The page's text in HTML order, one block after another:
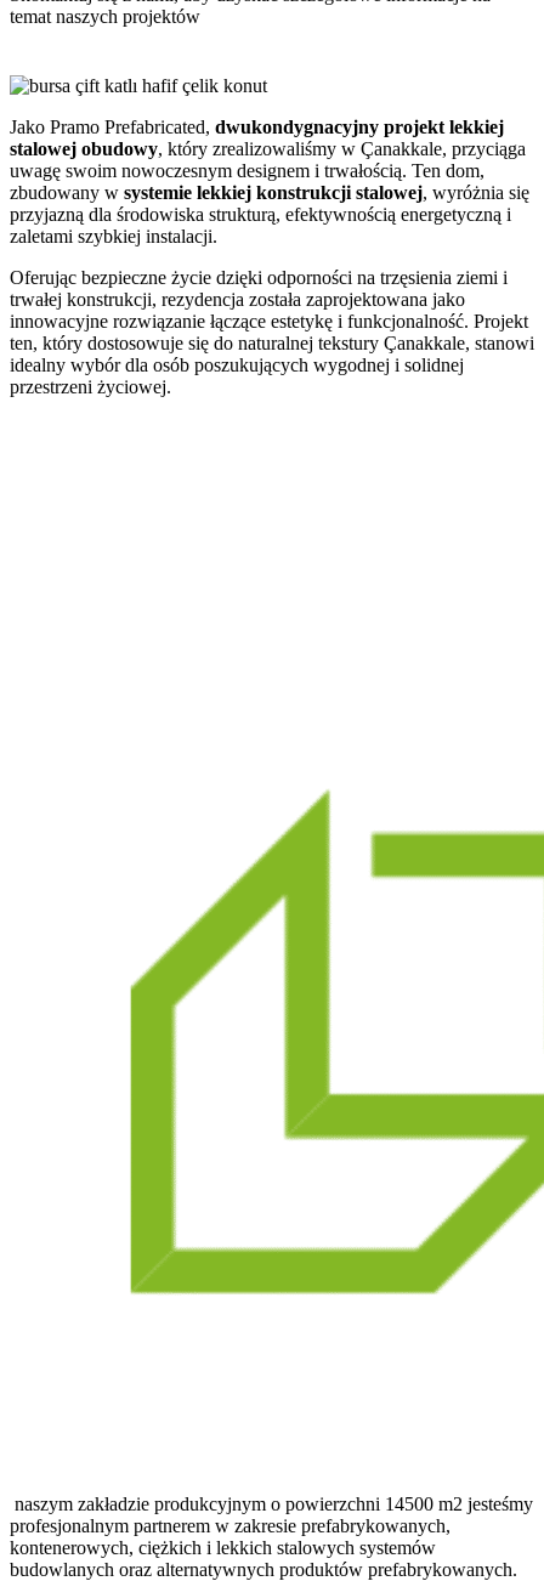
temat naszych projektów
Jako Pramo Prefabricated, dwukondygnacyjny projekt lekkiej
stalowej obudowy, który zrealizowaliśmy w Çanakkale, przyciąga
uwagę swoim nowoczesnym designem i trwałością. Ten dom,
zbudowany w systemie lekkiej konstrukcji stalowej, wyróżnia się
przyjazną dla środowiska strukturą, efektywnością energetyczną i
zaletami szybkiej instalacji.
Oferując bezpieczne życie dzięki odporności na trzęsienia ziemi i
trwałej konstrukcji, rezydencja została zaprojektowana jako
innowacyjne rozwiązanie łączące estetykę i funkcjonalność. Projekt
ten, który dostosowuje się do naturalnej tekstury Çanakkale, stanowi
idealny wybór dla osób poszukujących wygodnej i solidnej
przestrzeni życiowej.
naszym zakładzie produkcyjnym o powierzchni 14500 m2 jesteśmy
profesjonalnym partnerem w zakresie prefabrykowanych,
kontenerowych, ciężkich i lekkich stalowych systemów
budowlanych oraz alternatywnych produktów prefabrykowanych.